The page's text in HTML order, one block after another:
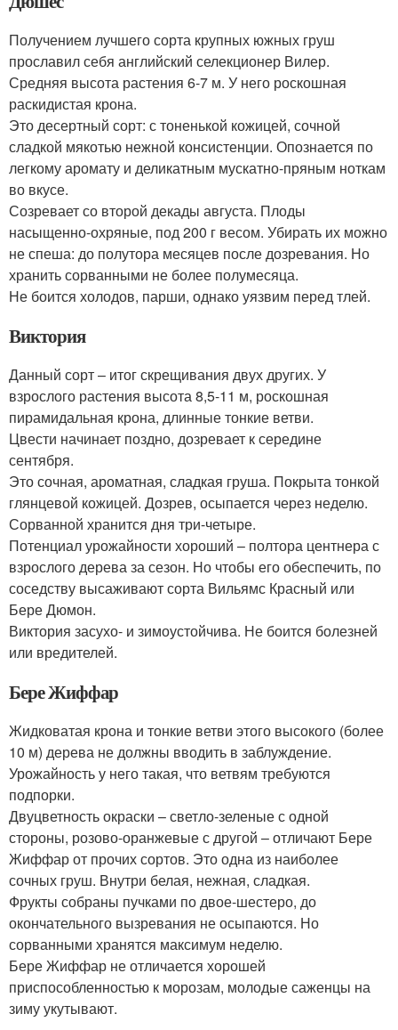
Получением лучшего сорта крупных южных груш
прославил себя английский селекционер Вилер.
Средняя высота растения 6-7 м. У него роскошная
раскидистая крона.
Это десертный сорт: с тоненькой кожицей, сочной
сладкой мякотью нежной консистенции. Опознается по
легкому аромату и деликатным мускатно-пряным ноткам
во вкусе.
Созревает со второй декады августа. Плоды
насыщенно-охряные, под 200 г весом. Убирать их можно
не спеша: до полутора месяцев после дозревания. Но
хранить сорванными не более полумесяца.
Не боится холодов, парши, однако уязвим перед тлей.
Виктория
Данный сорт – итог скрещивания двух других. У
взрослого растения высота 8,5-11 м, роскошная
пирамидальная крона, длинные тонкие ветви.
Цвести начинает поздно, дозревает к середине
сентября.
Это сочная, ароматная, сладкая груша. Покрыта тонкой
глянцевой кожицей. Дозрев, осыпается через неделю.
Сорванной хранится дня три-четыре.
Потенциал урожайности хороший – полтора центнера с
взрослого дерева за сезон. Но чтобы его обеспечить, по
соседству высаживают сорта Вильямс Красный или
Бере Дюмон.
Виктория засухо- и зимоустойчива. Не боится болезней
или вредителей.
Бере Жиффар
Жидковатая крона и тонкие ветви этого высокого (более
10 м) дерева не должны вводить в заблуждение.
Урожайность у него такая, что ветвям требуются
подпорки.
Двуцветность окраски – светло-зеленые с одной
стороны, розово-оранжевые с другой – отличают Бере
Жиффар от прочих сортов. Это одна из наиболее
сочных груш. Внутри белая, нежная, сладкая.
Фрукты собраны пучками по двое-шестеро, до
окончательного вызревания не осыпаются. Но
сорванными хранятся максимум неделю.
Бере Жиффар не отличается хорошей
приспособленностью к морозам, молодые саженцы на
зиму укутывают.